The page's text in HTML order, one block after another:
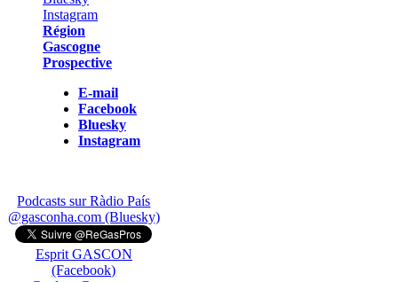
Région
Gascogne
Prospective
E-mail
Facebook
Bluesky
Instagram
Podcasts sur Ràdio País
@gasconha.com (Bluesky)
Esprit GASCON
(Facebook)